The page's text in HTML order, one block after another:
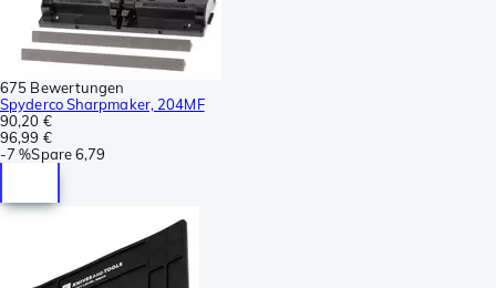
675 Bewertungen
Spyderco Sharpmaker, 204MF
90,20 €
96,99 €
-7 %Spare6,79